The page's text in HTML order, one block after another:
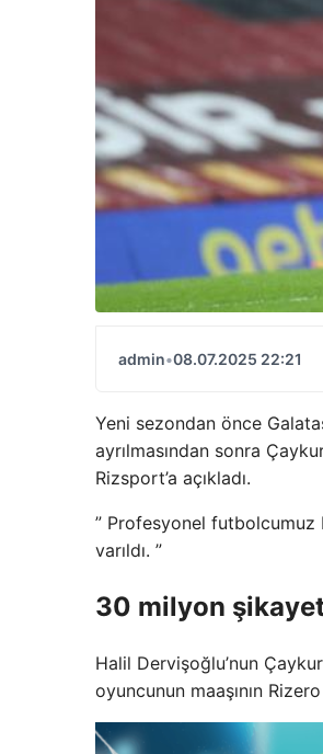
admin•08.07.2025 22:21
Yeni sezondan önce
ayrılmasından sonra
Rizsport’a açıkladı.
” Profesyonel
varıldı. ”
30 milyon
Halil Dervişoğlu’nun
oyuncunun maaşının